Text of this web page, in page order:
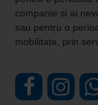
companie si ai
sau pentru o
mobilitate, prin